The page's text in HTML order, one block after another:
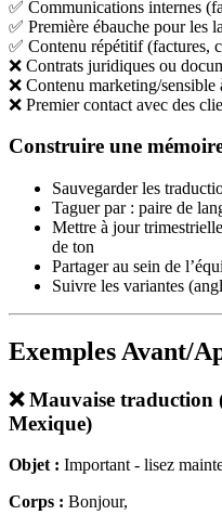
✅ Communications internes
✅ Première ébauche pour les
✅ Contenu répétitif (factures,
❌ Contrats juridiques ou
❌ Contenu marketing/sensible
❌ Premier contact avec des
Construire une
Sauvegarder les
Taguer par : paire de
Mettre à jour
de ton
Partager au sein de
Suivre les variantes
Exemples Avant/
❌ Mauvaise
Mexique)
Objet : Important - lisez
Corps : Bonjour,